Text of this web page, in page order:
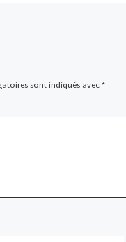
sont indiqués avec *